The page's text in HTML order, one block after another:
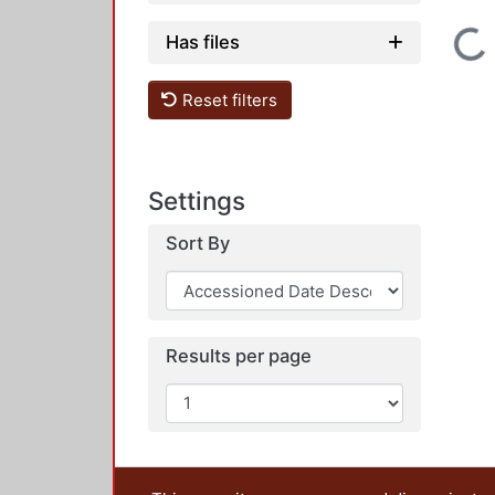
Has files
Reset filters
Settings
Sort By
Results per page
Loading...